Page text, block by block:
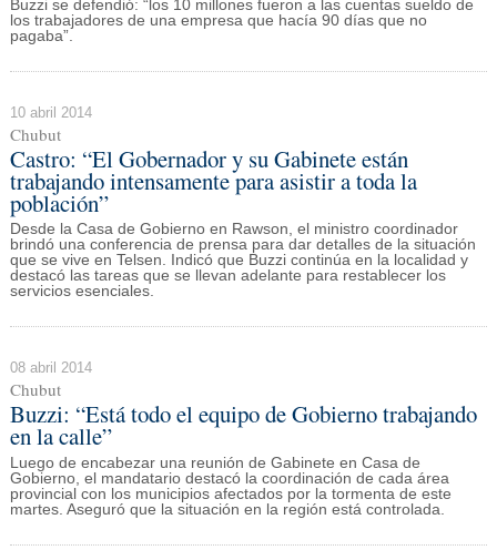
Buzzi se defendió: “los 10 millones fueron a las cuentas sueldo de
los trabajadores de una empresa que hacía 90 días que no
pagaba”.
10 abril 2014
Chubut
Castro: “El Gobernador y su Gabinete están
trabajando intensamente para asistir a toda la
población”
Desde la Casa de Gobierno en Rawson, el ministro coordinador
brindó una conferencia de prensa para dar detalles de la situación
que se vive en Telsen. Indicó que Buzzi continúa en la localidad y
destacó las tareas que se llevan adelante para restablecer los
servicios esenciales.
08 abril 2014
Chubut
Buzzi: “Está todo el equipo de Gobierno trabajando
en la calle”
Luego de encabezar una reunión de Gabinete en Casa de
Gobierno, el mandatario destacó la coordinación de cada área
provincial con los municipios afectados por la tormenta de este
martes. Aseguró que la situación en la región está controlada.